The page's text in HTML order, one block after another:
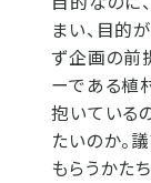
まい、目的
ず企画の前
ーである植
抱いている
たいのか。
もらうかた